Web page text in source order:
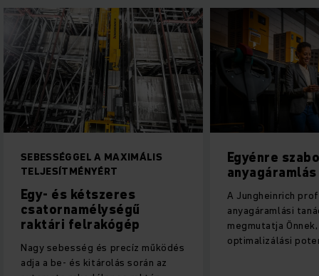
Egyénre szabott
anyagáramlás
A Jungheinrich professzionális
anyagáramlási tanácsadása
megmutatja Önnek, hol rejlik
optimalizálási potenciál.
rendszerek
Tegye raktárát
holnap
használja az
megoldásokat.